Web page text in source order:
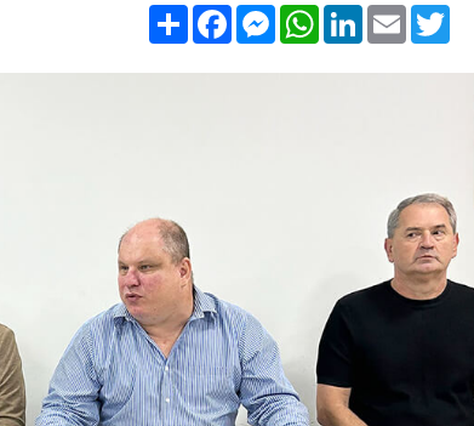
Compartilhar
FacebookMessenger
WhatsApp
LinkedIn
Email